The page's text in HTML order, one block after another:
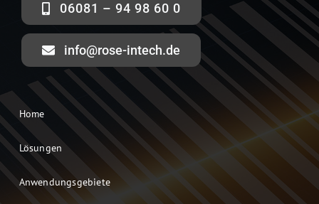
06081 – 94 98 60 0
info@rose-intech.de
Home
Lösungen
Anwendungsgebiete